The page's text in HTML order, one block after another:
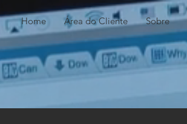
Home Área do Cliente Sobre